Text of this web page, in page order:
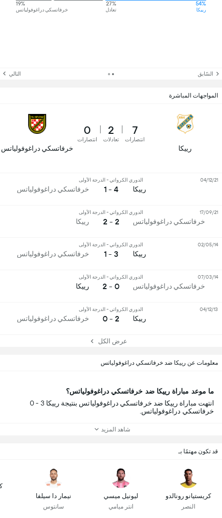
54%
رييكا
27%
تعادل
19%
خرفاتسكي دراغوفولياتس
السّابق التالي
المواجهات المباشرة
رييكا
7
انتصارات
2
تعادلات
0
انتصارات
خرفاتسكي دراغوفولياتس
رييكا
الدوري الكرواتي - الدرجة الأولى
4 - 1 خرفاتسكي دراغوفولياتس
04/12/21
خرفاتسكي دراغوفولياتس
الدوري الكرواتي - الدرجة الأولى
2 - 2 رييكا
17/09/21
رييكا
الدوري الكرواتي - الدرجة الأولى
3 - 1 خرفاتسكي دراغوفولياتس
02/05/14
خرفاتسكي دراغوفولياتس
الدوري الكرواتي - الدرجة الأولى
0 - 2 رييكا
07/03/14
رييكا
الدوري الكرواتي - الدرجة الأولى
2 - 0 خرفاتسكي دراغوفولياتس
04/12/13
عرض الكل
معلومات عن رييكا ضد خرفاتسكي دراغوفولياتس
ما موعد مباراة رييكا ضد خرفاتسكي دراغوفولياتس؟
انتهت مباراة رييكا ضد خرفاتسكي دراغوفولياتس بنتيجة رييكا 3 - 0
خرفاتسكي دراغوفولياتس.
شاهد المزيد
قد تكون مهتمًا بـ
كريستيانو رونالدو
النصر
ليونيل ميسي
انتر ميامي
نيمار دا سيلفا
سانتوس